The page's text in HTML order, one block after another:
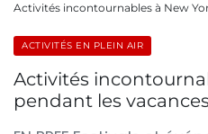
Activités incontournables à New
ACTIVITÉS EN PLEIN AIR
Activités
pendant les